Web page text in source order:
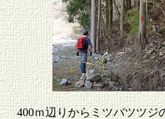
400ｍ辺りからミツバツツジ